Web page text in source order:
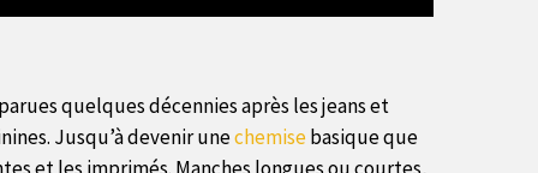
quelques décennies après les jeans et
Jusqu’à devenir unechemisebasique que